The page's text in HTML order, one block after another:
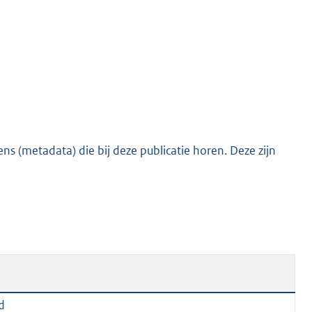
K
(metadata) die bij deze publicatie horen. Deze zijn